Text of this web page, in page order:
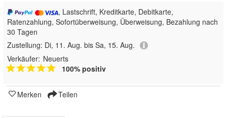
, Lastschrift, Kreditkarte, Debitkarte,
Ratenzahlung, Sofortüberweisung, Überweisung, Bezahlung nach
30 Tagen
Zustellung: Di, 11. Aug. bis Sa, 15. Aug.
Verkäufer: Neuerts
100% positiv
Merken Teilen